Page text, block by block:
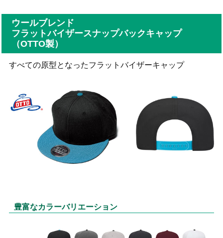
ウールブレンド
フラットバイザースナップバックキャップ
（OTTO製）
すべての原型となったフラットバイザーキャップ
豊富なカラーバリエーション